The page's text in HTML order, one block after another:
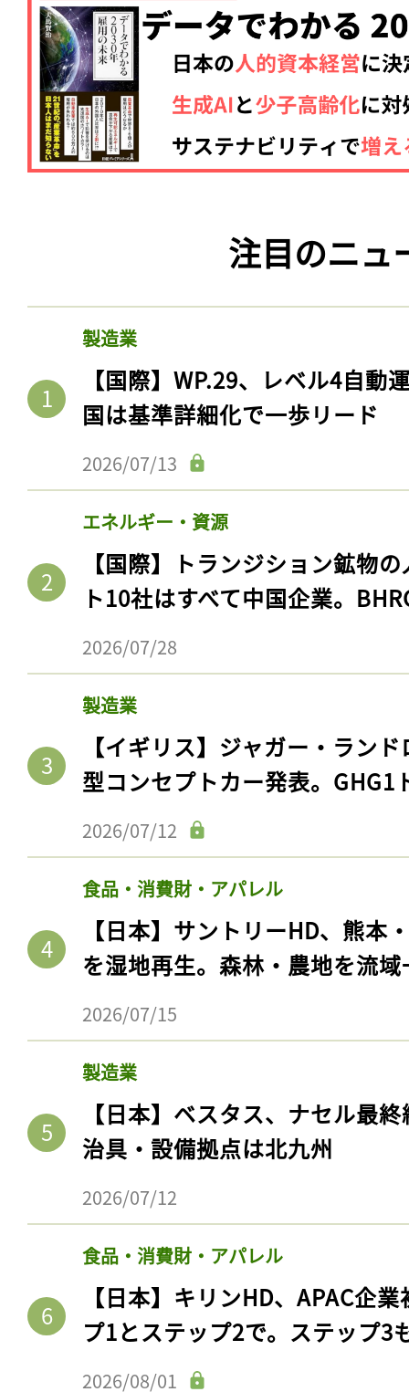
注目のニュ
製造業
【国際】WP.29、レベル4自動
国は基準詳細化で一歩リード
2026/07/13
エネルギー・資源
【国際】トランジション鉱物
ト10社はすべて中国企業。
2026/07/28
製造業
【イギリス】ジャガー・ラン
型コンセプトカー発表。GHG1
2026/07/12
食品・消費財・アパレル
【日本】サントリーHD、熊本
を湿地再生。森林・農地を流
2026/07/15
製造業
【日本】ベスタス、ナセル最
治具・設備拠点は北九州
2026/07/12
食品・消費財・アパレル
【日本】キリンHD、APAC企
プ1とステップ2で。ステップ3
2026/08/01